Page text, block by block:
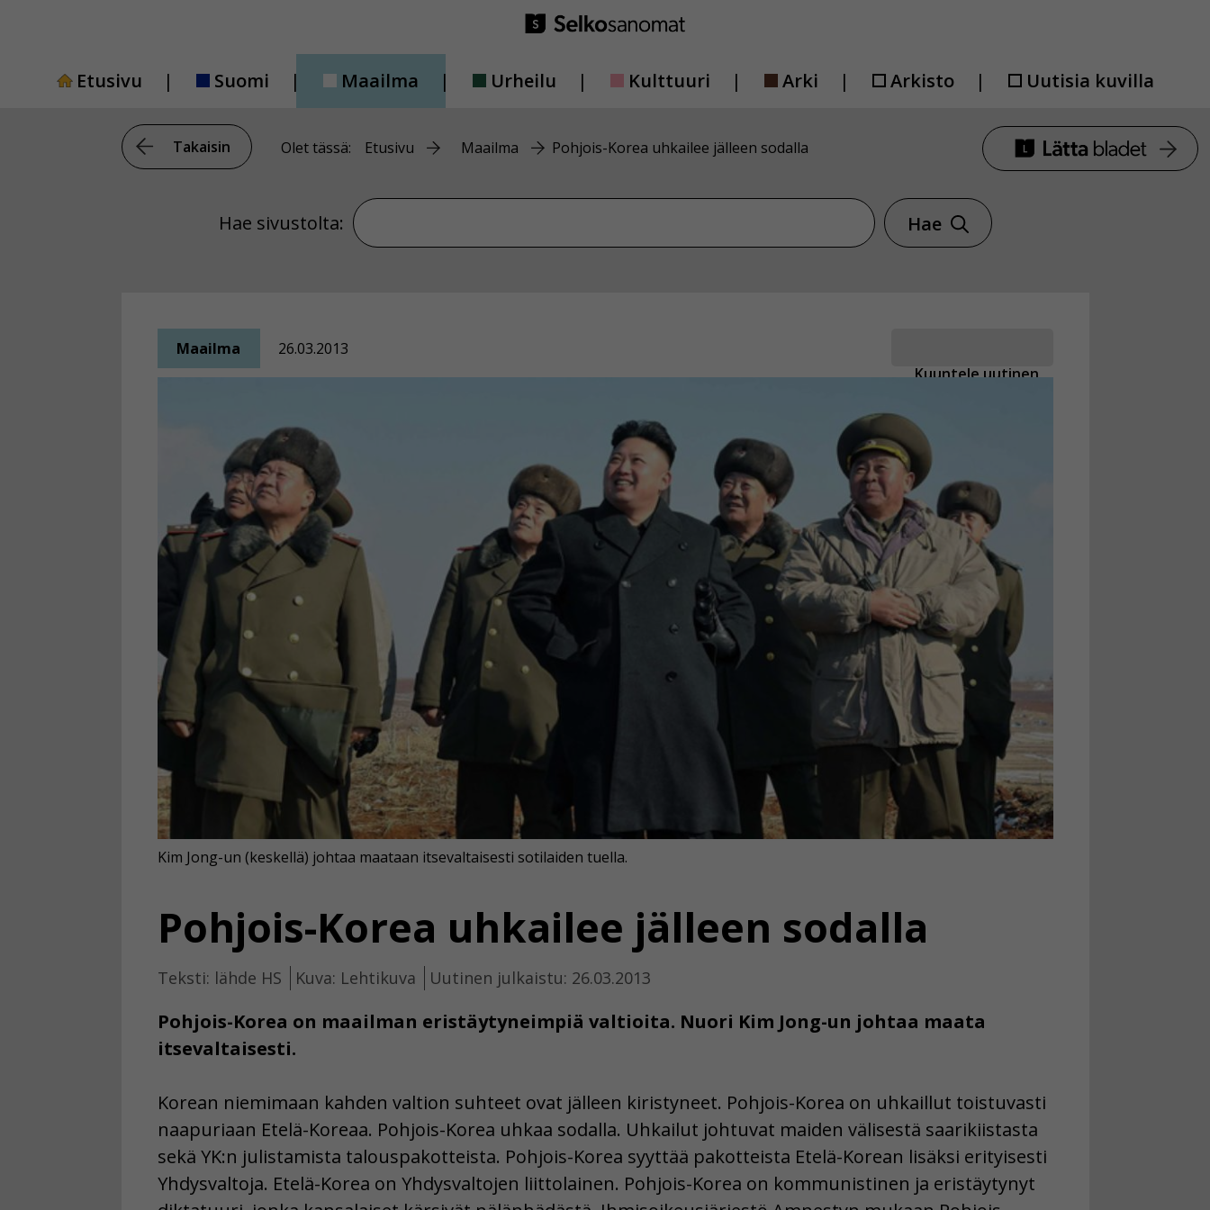
Etusivu
Suomi Maailma Urheilu Kulttuuri Arki Arkisto Uutisia kuvilla
Takaisin Olet tässä: Etusivu Maailma Pohjois-Korea uhkailee jälleen sodalla
Hae sivustolta: Hae sivustolta
Hae
Kuuntele uutinen
Maailma 26.03.2013
Pohjois-Korea uhkailee jälleen sodalla
Teksti: lähde HS Kuva: Lehtikuva Uutinen julkaistu: 26.03.2013
Pohjois-Korea on maailman eristäytyneimpiä valtioita. Nuori Kim Jong-un johtaa maata
itsevaltaisesti.
Kim Jong-un (keskellä) johtaa maataan itsevaltaisesti sotilaiden tuella.
Korean niemimaan kahden valtion suhteet ovat jälleen kiristyneet. Pohjois-Korea on uhkaillut toistuvasti
naapuriaan Etelä-Koreaa. Pohjois-Korea uhkaa sodalla. Uhkailut johtuvat maiden välisestä saarikiistasta
sekä YK:n julistamista talouspakotteista. Pohjois-Korea syyttää pakotteista Etelä-Korean lisäksi erityisesti
Yhdysvaltoja. Etelä-Korea on Yhdysvaltojen liittolainen. Pohjois-Korea on kommunistinen ja eristäytynyt